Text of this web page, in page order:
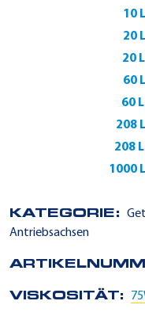
10
20
20
60
60
208
208
1000
KATEGORIE:
Antriebsachsen
VISKOSITÄT: